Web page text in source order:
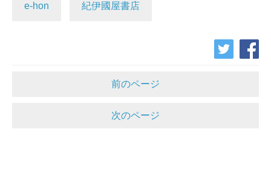
e-hon 紀伊國屋書店
前のページ
次のページ